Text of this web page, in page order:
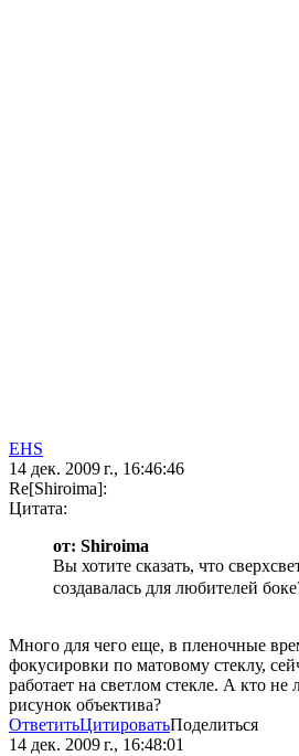
EHS
14 дек. 2009 г., 16:46:46
Re[Shiroima]:
Цитата:
от: Shiroima
Вы хотите сказать, что
создавалась для любителей
Много для чего еще, в пленочные
фокусировки по матовому стеклу,
работает на светлом стекле. А кто
рисунок объектива?
ОтветитьЦитироватьПоделиться
14 дек. 2009 г., 16:48:01